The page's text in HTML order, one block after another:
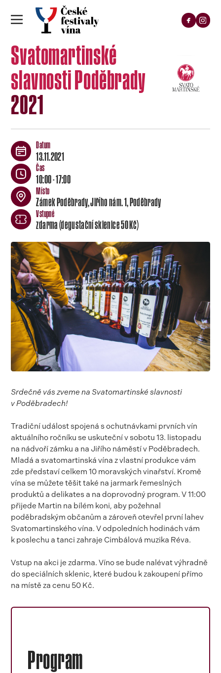
Svatomartinské
slavnosti Poděbrady
2021
13.11.2021
10:00 - 17:00
Zámek Poděbrady, Jiřího nám. 1, Poděbrady
zdarma (degustační sklenice 50 Kč)
Srdečně vás zveme na Svatomartinské slavnosti
v Poděbradech!
Tradiční událost spojená s ochutnávkami prvních vín
aktuálního ročníku se uskuteční v sobotu 13. listopadu
na nádvoří zámku a na Jiřího náměstí v Poděbradech.
Mladá a svatomartinská vína z vlastní produkce vám
zde představí celkem 10 moravských vinařství. Kromě
vína se můžete těšit také na jarmark řemeslných
produktů a delikates a na doprovodný program. V 11:00
přijede Martin na bílém koni, aby požehnal
poděbradským občanům a zároveň otevřel první lahev
Svatomartinského vína. V odpoledních hodinách vám
k poslechu a tanci zahraje Cimbálová muzika Réva.
Vstup na akci je zdarma. Víno se bude nalévat výhradně
do speciálních sklenic, které budou k zakoupení přímo
na místě za cenu 50 Kč.
Program